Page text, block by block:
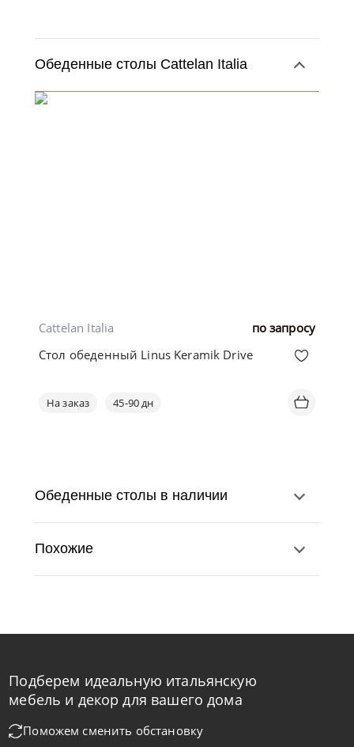
Обеденные столы Cattelan Italia
по запросу
Cattelan Italia
Стол обеденный Linus Keramik Drive
На заказ 45-90 дн
по запросу
Cattelan Italia
Обеденные столы в наличии
Похожие
Подберем идеальную итальянскую
мебель и декор для вашего дома
Поможем сменить обстановку